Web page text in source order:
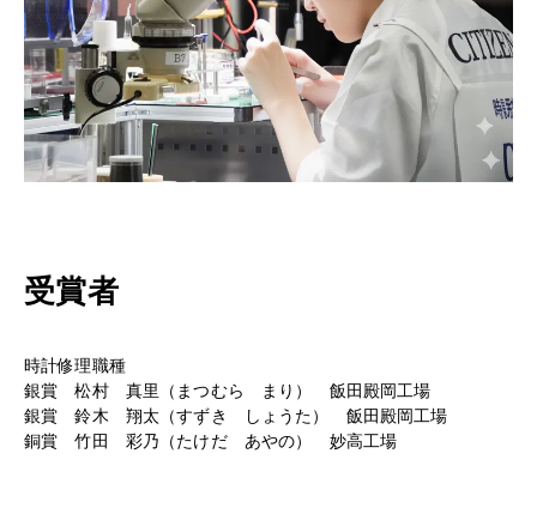
受賞者
時計修理職種
銀賞 松村 真里（まつむら まり） 飯田殿岡工場
銀賞 鈴木 翔太（すずき しょうた） 飯田殿岡工場
銅賞 竹田 彩乃（たけだ あやの） 妙高工場